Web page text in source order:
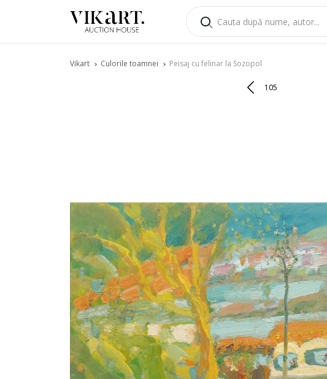
Vikart Culorile toamnei Peisaj cu felinar la Sozopol
105